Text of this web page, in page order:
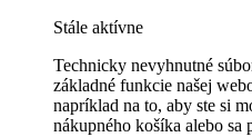
Stále aktívne
Technicky nevyhnutné
základné funkcie našej
napríklad na to, aby ste si
nákupného košíka alebo